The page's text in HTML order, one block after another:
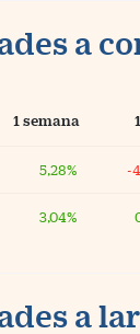
a
1 semana
5,28% -
3,04%
a